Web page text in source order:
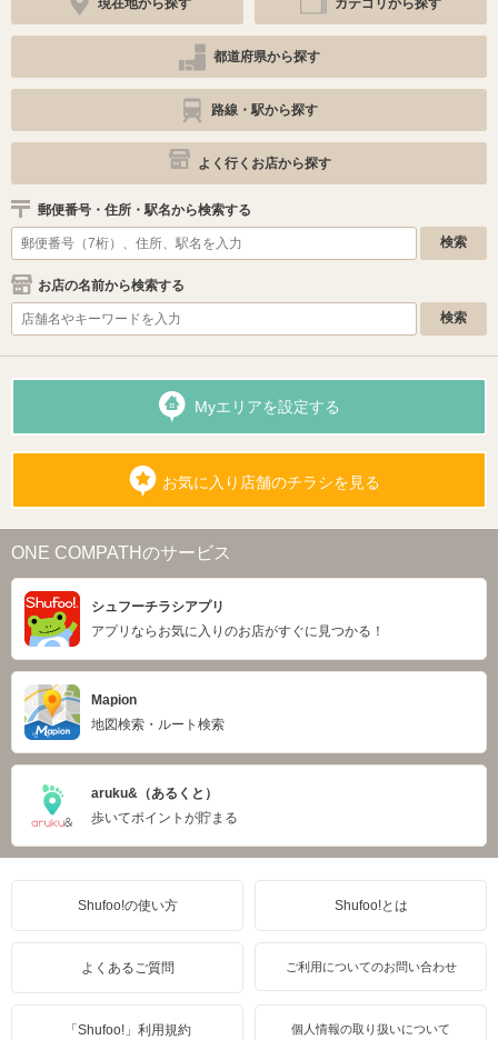
都道府県から探す
路線・駅から探す
よく行くお店から探す
郵便番号・住所・駅名から検索する
お店の名前から検索する
Myエリアを設定する
お気に入り店舗のチラシを見る
ONE COMPATHのサービス
シュフーチラシアプリ
アプリならお気に入りのお店がすぐに見つかる！
Mapion
地図検索・ルート検索
aruku&（あるくと）
歩いてポイントが貯まる
Shufoo!の使い方 Shufoo!とは
よくあるご質問 ご利用についてのお問い合わせ
「Shufoo!」利用規約 個人情報の取り扱いについて